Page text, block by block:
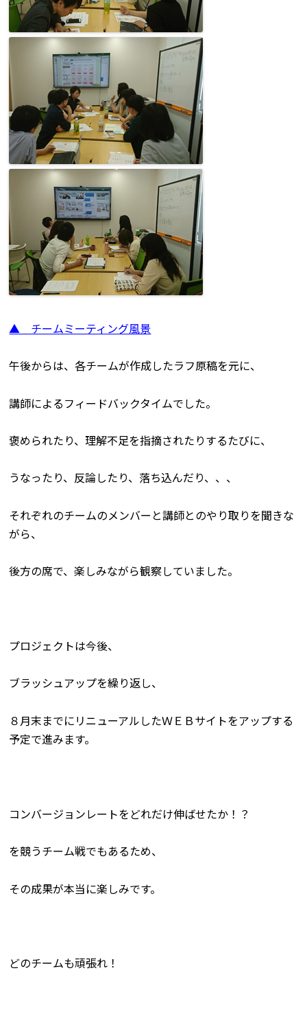
▲ チームミーティング風景
午後からは、各チームが作成したラフ原稿を元に、
講師によるフィードバックタイムでした。
褒められたり、理解不足を指摘されたりするたびに、
うなったり、反論したり、落ち込んだり、、、
それぞれのチームのメンバーと講師とのやり取りを聞きな
がら、
後方の席で、楽しみながら観察していました。
プロジェクトは今後、
ブラッシュアップを繰り返し、
８月末までにリニューアルしたＷＥＢサイトをアップする
予定で進みます。
コンバージョンレートをどれだけ伸ばせたか！？
を競うチーム戦でもあるため、
その成果が本当に楽しみです。
どのチームも頑張れ！